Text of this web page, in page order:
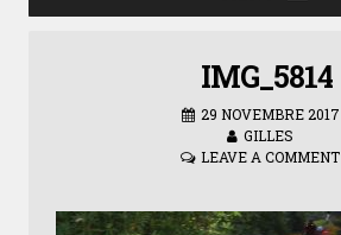
IMG_5814
29 NOVEMBRE 2017
GILLES
LEAVE A COMMENT